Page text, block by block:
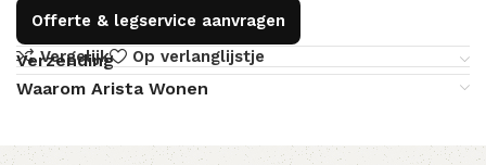
Offerte & legservice aanvragen
Vergelijk
Op verlanglijstje
Verzending
Waarom Arista Wonen